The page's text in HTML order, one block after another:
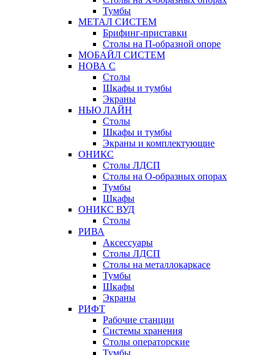
Тумбы
МЕТАЛ СИСТЕМ
Брифинг-приставки
Столы на П-образной опоре
МОБАЙЛ СИСТЕМ
НОВА С
Столы
Шкафы и тумбы
Экраны
НЬЮ ЛАЙН
Столы
Шкафы и тумбы
Экраны и комплектующие
ОНИКС
Столы ЛДСП
Столы на О-образных опорах
Тумбы
Шкафы
ОНИКС ВУД
Столы
РИВА
Аксессуары
Столы ЛДСП
Столы на металлокаркасе
Тумбы
Шкафы
Экраны
РИФТ
Рабочие станции
Системы хранения
Столы операторские